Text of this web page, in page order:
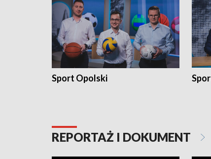
Sport Opolski
REPORTAŻ I DOKUMENT